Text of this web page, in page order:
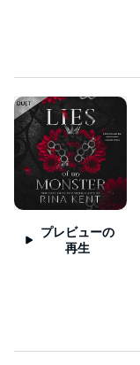
プレビューの
再生